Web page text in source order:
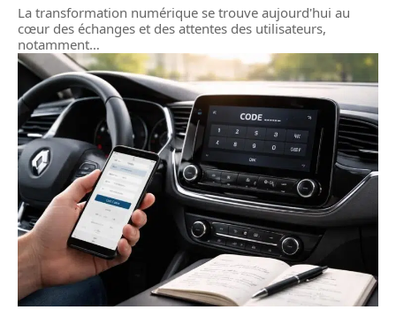
La transformation numérique se trouve aujourd'hui au
cœur des échanges et des attentes des utilisateurs,
notamment…